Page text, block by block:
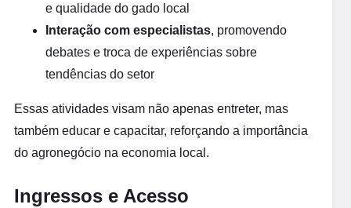
e qualidade do gado local
Interação com especialistas, promovendo
debates e troca de experiências sobre
tendências do setor
Essas atividades visam não apenas entreter, mas
também educar e capacitar, reforçando a importância
do agronegócio na economia local.
Ingressos e Acesso